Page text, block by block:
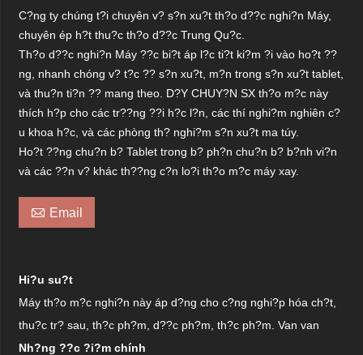
C?ng ty chúng t?i chuyên v? s?n xu?t th?o d??c nghi?n Máy,
chuyên ép h?t thu?c th?o d??c Trung Qu?c.
Th?o d??c nghi?n Máy ??c bi?t áp l?c ti?t ki?m ?i vào ho?t ??
ng, nhanh chóng v? t?c ?? s?n xu?t, m?n trong s?n xu?t tablet,
và thu?n ti?n ?? mang theo. D?Y CHUY?N SX th?o m?c này
thích h?p cho các tr??ng ??i h?c l?n, các thí nghi?m nghiên c?
u khoa h?c, và các phòng th? nghi?m s?n xu?t ma túy.
Ho?t ??ng chu?n b? Tablet trong b? ph?n chu?n b? b?nh vi?n
và các ??n v? khác th??ng c?n lo?i th?o m?c máy xay.
 Email
Hi?u su?t
Máy th?o m?c nghi?n này áp d?ng cho c?ng nghi?p hóa ch?t,
thu?c tr? sau, th?c ph?m, d??c ph?m, th?c ph?m. Van van
Nh?ng ??c ?i?m chính